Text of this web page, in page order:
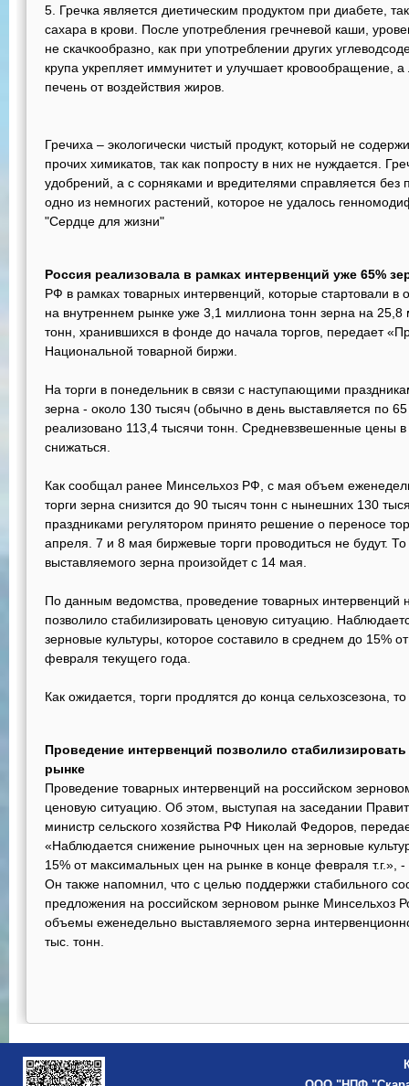
Гречка является диетическим продуктом при диабете,
сахара в крови. После употребления гречневой каши,
не скачкообразно, как при употреблении других
крупа укрепляет иммунитет и улучшает кровообращение,
печень от воздействия жиров.
Гречиха – экологически чистый продукт, который не
прочих химикатов, так как попросту в них не нуждается.
удобрений, а с сорняками и вредителями справляется
одно из немногих растений, которое не удалось
"Сердце для жизни"
Россия реализовала в рамках интервенций уже 65%
РФ в рамках товарных интервенций, которые стартовали в
на внутреннем рынке уже 3,1 миллиона тонн зерна на
тонн, хранившихся в фонде до начала торгов, передает
Национальной товарной биржи.
На торги в понедельник в связи с наступающими
зерна - около 130 тысяч (обычно в день выставляется по
реализовано 113,4 тысячи тонн. Средневзвешенные цены
снижаться.
Как сообщал ранее Минсельхоз РФ, с мая объем
торги зерна снизится до 90 тысяч тонн с нынешних 130
праздниками регулятором принято решение о переносе
апреля. 7 и 8 мая биржевые торги проводиться не будут.
выставляемого зерна произойдет с 14 мая.
По данным ведомства, проведение товарных интервенций
позволило стабилизировать ценовую ситуацию.
зерновые культуры, которое составило в среднем до 15%
февраля текущего года.
Как ожидается, торги продлятся до конца сельхозсезона,
Проведение интервенций позволило
рынке
Проведение товарных интервенций на российском
ценовую ситуацию. Об этом, выступая на заседании
министр сельского хозяйства РФ Николай Федоров,
«Наблюдается снижение рыночных цен на зерновые
15% от максимальных цен на рынке в конце февраля т.г.»,
Он также напомнил, что с целью поддержки стабильного
предложения на российском зерновом рынке Минсельхоз
объемы еженедельно выставляемого зерна
тыс. тонн.